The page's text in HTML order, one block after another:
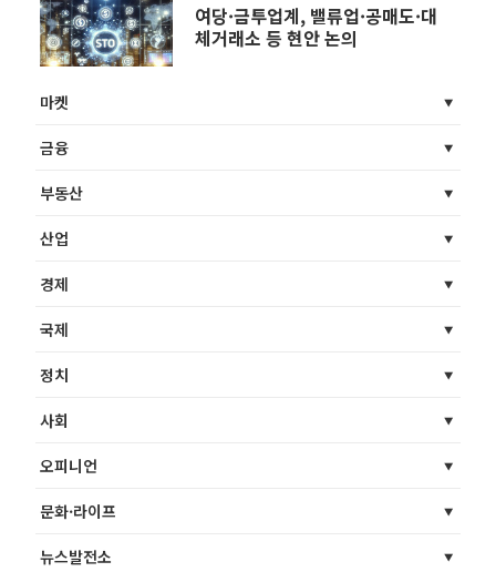
여당·금투업계, 밸류업·공매도·대
체거래소 등 현안 논의
마켓
금융
부동산
산업
경제
국제
정치
사회
오피니언
문화·라이프
뉴스발전소